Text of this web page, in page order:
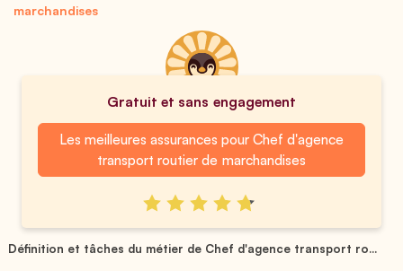
marchandises
Gratuit et sans engagement
Les meilleures assurances pour Chef d'agence
transport routier de marchandises
Définition et tâches du métier de Chef d'agence transport ro...